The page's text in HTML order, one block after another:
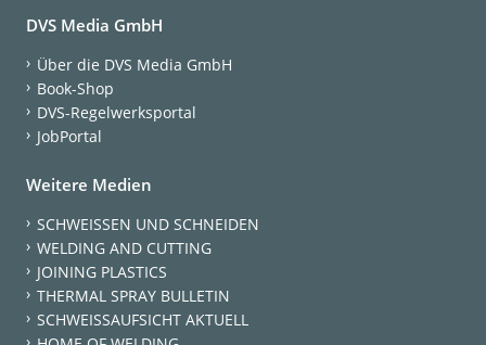
DVS Media GmbH
Über die DVS Media GmbH
Book-Shop
DVS-Regelwerksportal
JobPortal
Weitere Medien
SCHWEISSEN UND SCHNEIDEN
WELDING AND CUTTING
JOINING PLASTICS
THERMAL SPRAY BULLETIN
SCHWEISSAUFSICHT AKTUELL